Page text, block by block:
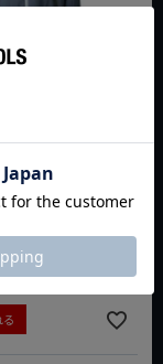
STYLE J-
シグネット
る